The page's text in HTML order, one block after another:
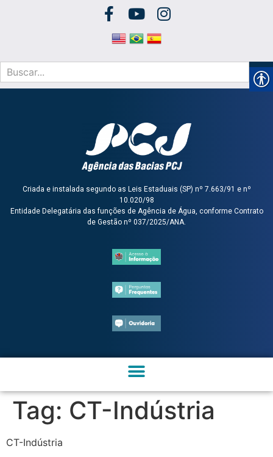
Criada e instalada segundo as Leis Estaduais (SP) nº 7.663/91 e nº
10.020/98
Entidade Delegatária das funções de Agência de Água, conforme Contrato
de Gestão nº 037/2025/ANA.
Tag: CT-Indústria
CT-Indústria